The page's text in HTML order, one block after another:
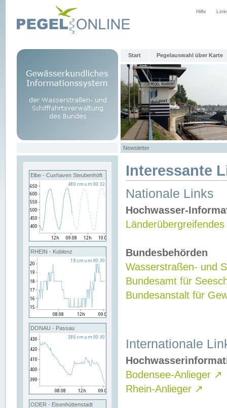
Hilfe
Start Pegelauswahl über Karte
Newsletter
Elbe - Cuxhaven Steubenhöft
RHEIN - Koblenz
DONAU - Passau
ODER - Eisenhüttenstadt
Interessante
Nationale Links
Hochwasser-
Bundesbehörden
Wasserstraßen- und
Bundesamt für
Bundesanstalt für
Internationale
Bodensee-Anlieger ↗
Rhein-Anlieger ↗